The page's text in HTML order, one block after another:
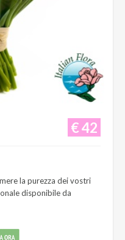
€ 42
la purezza dei vostri
disponibile da